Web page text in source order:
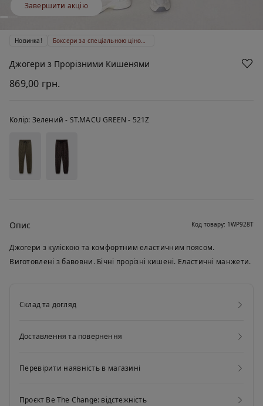
Завершити акцію
Новинка! Боксери за спеціальною ціною 399 ₴
Джогери з Прорізними Кишенями
869,00 грн.
Колір: Зелений - ST.MACU GREEN - 521Z
Опис Код товару: 1WP928T
Джогери з куліскою та комфортним еластичним поясом.
Виготовлені з бавовни. Бічні прорізні кишені. Еластичні манжети.
Склад та догляд
Доставлення та повернення
Перевірити наявність в магазині
Проєкт Be The Change: відстежність